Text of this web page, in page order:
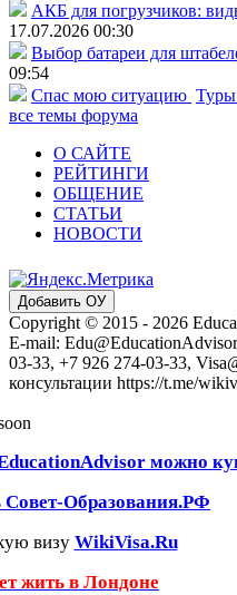
АКБ для погрузчиков:
17.07.2026 00:30
Выбор батареи для
09:54
Спас мою ситуацию Туры
все темы форума
О САЙТЕ
РЕЙТИНГИ
ОБЩЕНИЕ
СТАТЬИ
НОВОСТИ
Добавить ОУ
Copyright © 2015 - 2026
E-mail:
03-33, +7 926 274-03-33,
консультации https://t.me/
можно
Совет-Образования.РФ
визу WikiVisa.Ru
жить в Лондоне